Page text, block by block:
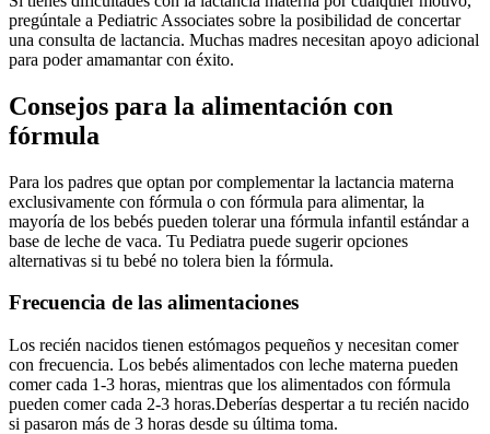
pregúntale a Pediatric Associates sobre la posibilidad de concertar
una consulta de lactancia. Muchas madres necesitan apoyo adicional
para poder amamantar con éxito.
Consejos para la alimentación con
fórmula
Para los padres que optan por complementar la lactancia materna
exclusivamente con fórmula o con fórmula para alimentar, la
mayoría de los bebés pueden tolerar una fórmula infantil estándar a
base de leche de vaca. Tu Pediatra puede sugerir opciones
alternativas si tu bebé no tolera bien la fórmula.
Frecuencia de las alimentaciones
Los recién nacidos tienen estómagos pequeños y necesitan comer
con frecuencia. Los bebés alimentados con leche materna pueden
comer cada 1-3 horas, mientras que los alimentados con fórmula
pueden comer cada 2-3 horas.Deberías despertar a tu recién nacido
si pasaron más de 3 horas desde su última toma.